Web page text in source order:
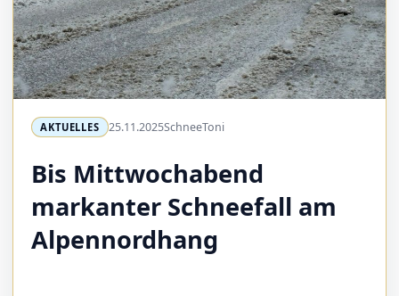
AKTUELLES 25.11.2025SchneeToni
Bis Mittwochabend
markanter Schneefall am
Alpennordhang